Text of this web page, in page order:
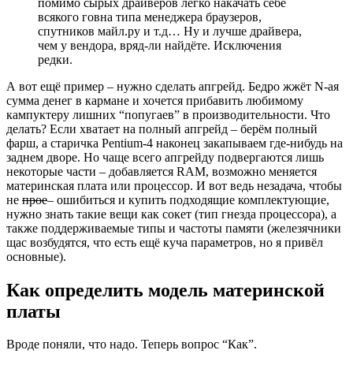
всякого говна типа менеджера браузеров,
спутников майл.ру и т.д… Ну и лучше драйвера,
чем у вендора, вряд-ли найдёте. Исключения
редки.
А вот ещё пример – нужно сделать апгрейд. Бедро жжёт N-ая
сумма денег в кармане и хочется прибавить любимому
кампуктеру лишних “попугаев” в производительности. Что
делать? Если хватает на полный апгрейд – берём полный
фарш, а старичка Pentium-4 наконец закапываем где-нибудь на
заднем дворе. Но чаще всего апгрейду подвергаются лишь
некоторые части – добавляется RAM, возможно меняется
материнская плата или процессор. И вот ведь незадача, чтобы
не прое– ошибиться и купить подходящие комплектующие,
нужно знать такие вещи как сокет (тип гнезда процессора), а
также поддерживаемые типы и частоты памяти (железячники
щас возбудятся, что есть ещё куча параметров, но я привёл
основные).
Как определить модель материнской
платы
Вроде поняли, что надо. Теперь вопрос “Как”.